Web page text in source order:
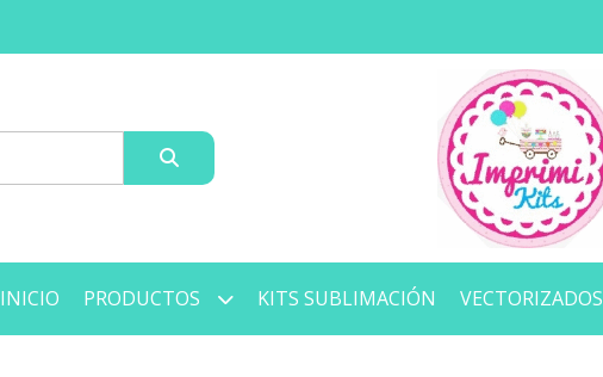
INICIO PRODUCTOS KITS SUBLIMACIÓN VECTORIZADOS